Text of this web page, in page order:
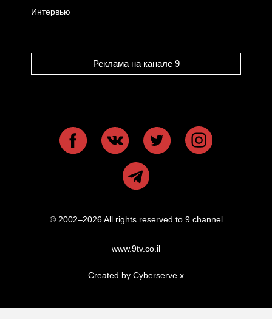
Интервью
Реклама на канале 9
© 2002–2026 All rights reserved to 9 channel
www.9tv.co.il
Created by Cyberserve x